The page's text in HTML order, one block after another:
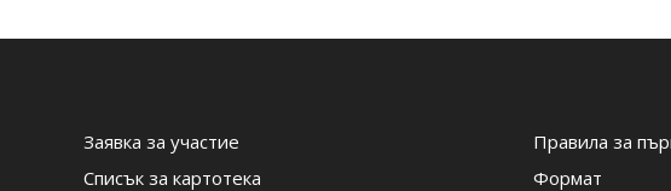
Заявка за участие
Списък за картотека
Правила за
Формат